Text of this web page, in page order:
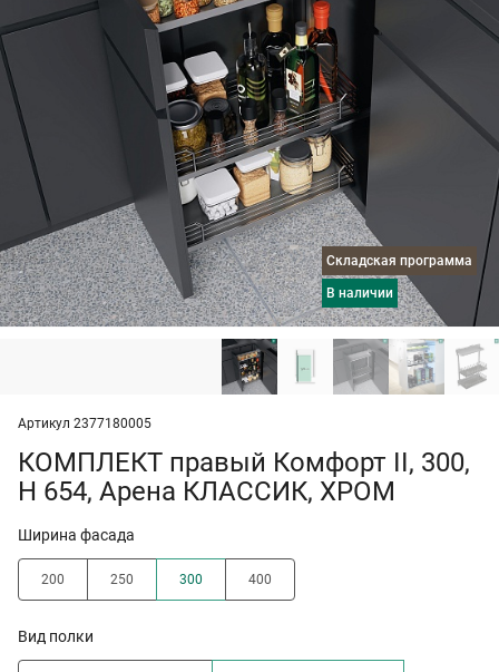
Складская программа
в наличии
Артикул 2377180005
КОМПЛЕКТ правый Комфорт II, 300,
H 654, Арена КЛАССИК, ХРОМ
Ширина фасада
200 250 300 400
Вид полки